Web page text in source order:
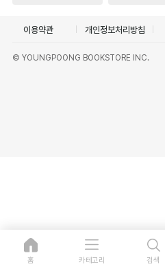
이용약관 개인정보처리방침
© YOUNGPOONG BOOKSTORE INC.
홈 카테고리 검색